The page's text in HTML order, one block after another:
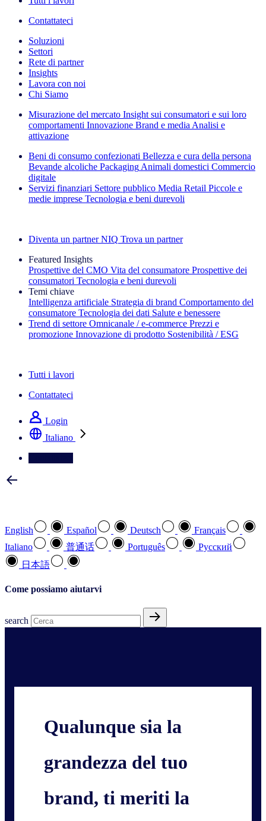
Contattateci
Soluzioni
Settori
Rete di partner
Insights
Lavora con noi
Chi Siamo
Misurazione del mercato Insight sui consumatori e sui loro
comportamenti Innovazione Brand e media Analisi e
attivazione
Beni di consumo confezionati Bellezza e cura della persona
Bevande alcoliche Packaging Animali domestici Commercio
digitale
Servizi finanziari Settore pubblico Media Retail Piccole e
medie imprese Tecnologia e beni durevoli
Diventa un partner NIQ Trova un partner
Featured Insights
Prospettive del CMO Vita del consumatore Prospettive dei
consumatori Tecnologia e beni durevoli
Temi chiave
Intelligenza artificiale Strategia di brand Comportamento del
consumatore Tecnologia dei dati Salute e benessere
Trend di settore Omnicanale / e‑commerce Prezzi e
promozione Innovazione di prodotto Sostenibilità / ESG
Tutti i lavori
Contattateci
Login
Italiano
English Español Deutsch
Français
Italiano
普通话 Português
Pусский
日本語
Come possiamo aiutarvi
search
Qualunque sia la
grandezza del tuo
brand, ti meriti la